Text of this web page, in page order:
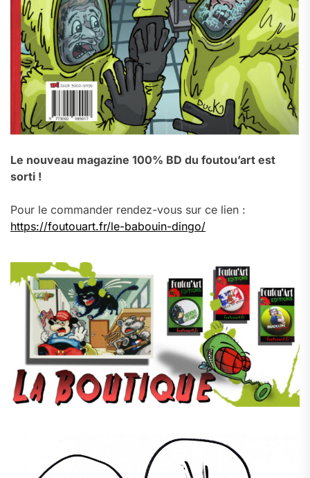
Le nouveau magazine 100% BD du foutou’art est
sorti !
Pour le commander rendez-vous sur ce lien :
https://foutouart.fr/le-babouin-dingo/